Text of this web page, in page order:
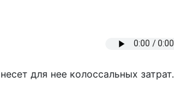
для нее колоссальных затрат.